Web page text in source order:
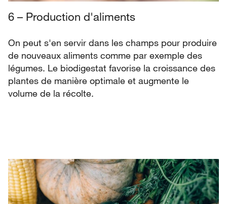
6 – Production d'aliments
On peut s'en servir dans les champs pour produire
de nouveaux aliments comme par exemple des
légumes. Le biodigestat favorise la croissance des
plantes de manière optimale et augmente le
volume de la récolte.